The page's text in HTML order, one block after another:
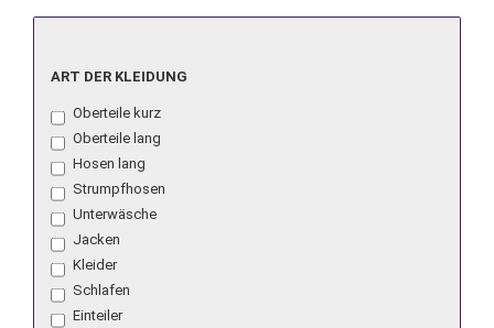
ART
KLEIDUNG
ART DER KLEIDUNG
Oberteile kurz
Oberteile lang
Hosen lang
Strumpfhosen
Unterwäsche
Jacken
Kleider
Schlafen
Einteiler